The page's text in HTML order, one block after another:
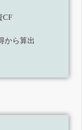
CF
から算出